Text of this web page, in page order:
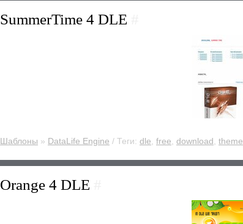
SummerTime 4 DLE
Шаблоны » DataLife Engine / Теги: dle free download theme
Orange 4 DLE